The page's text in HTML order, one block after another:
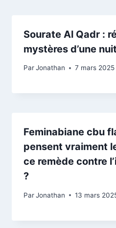
Sourate Al Qadr :
mystères d’une
ParJonathan 7 mars 2025
Feminabiane cbu
pensent vraiment
ce remède contre
?
ParJonathan 13 mars